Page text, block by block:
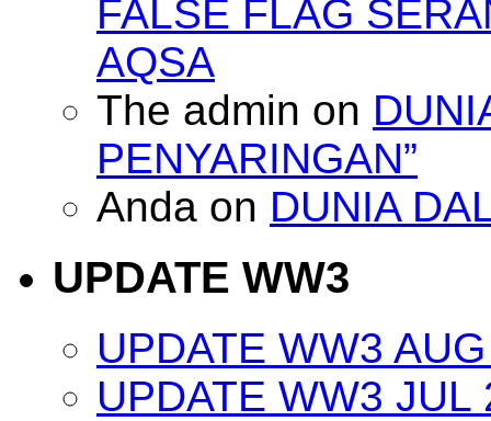
FALSE FLAG
AQSA
The admin on
PENYARINGAN”
Anda on DUNIA
UPDATE WW3
UPDATE WW3
UPDATE WW3 JUL